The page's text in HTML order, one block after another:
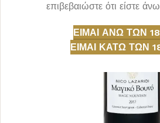
επιβεβαιώστε ότι είστε
ΕΊΜΑΙ ΆΝΩ ΤΩΝ
ΕΊΜΑΙ ΚΆΤΩ ΤΩΝ